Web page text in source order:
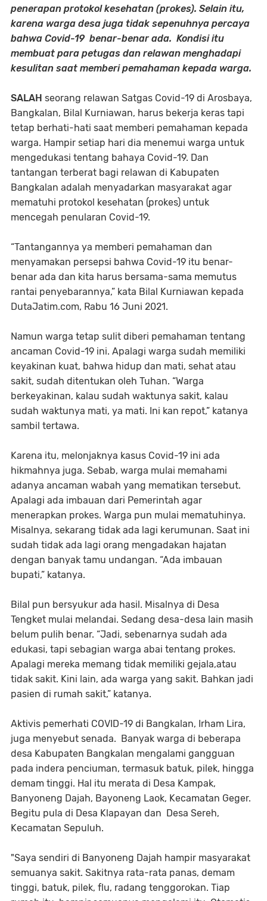
penerapan protokol kesehatan (prokes). Selain itu,
karena warga desa juga tidak sepenuhnya percaya
bahwa Covid-19 benar-benar ada. Kondisi itu
membuat para petugas dan relawan menghadapi
kesulitan saat memberi pemahaman kepada warga.
SALAH seorang relawan Satgas Covid-19 di Arosbaya,
Bangkalan, Bilal Kurniawan, harus bekerja keras tapi
tetap berhati-hati saat memberi pemahaman kepada
warga. Hampir setiap hari dia menemui warga untuk
mengedukasi tentang bahaya Covid-19. Dan
tantangan terberat bagi relawan di Kabupaten
Bangkalan adalah menyadarkan masyarakat agar
mematuhi protokol kesehatan (prokes) untuk
mencegah penularan Covid-19.
“Tantangannya ya memberi pemahaman dan
menyamakan persepsi bahwa Covid-19 itu benar-
benar ada dan kita harus bersama-sama memutus
rantai penyebarannya,” kata Bilal Kurniawan kepada
DutaJatim.com, Rabu 16 Juni 2021.
Namun warga tetap sulit diberi pemahaman tentang
ancaman Covid-19 ini. Apalagi warga sudah memiliki
keyakinan kuat, bahwa hidup dan mati, sehat atau
sakit, sudah ditentukan oleh Tuhan. “Warga
berkeyakinan, kalau sudah waktunya sakit, kalau
sudah waktunya mati, ya mati. Ini kan repot,” katanya
sambil tertawa.
Karena itu, melonjaknya kasus Covid-19 ini ada
hikmahnya juga. Sebab, warga mulai memahami
adanya ancaman wabah yang mematikan tersebut.
Apalagi ada imbauan dari Pemerintah agar
menerapkan prokes. Warga pun mulai mematuhinya.
Misalnya, sekarang tidak ada lagi kerumunan. Saat ini
sudah tidak ada lagi orang mengadakan hajatan
dengan banyak tamu undangan. “Ada imbauan
bupati,” katanya.
Bilal pun bersyukur ada hasil. Misalnya di Desa
Tengket mulai melandai. Sedang desa-desa lain masih
belum pulih benar. “Jadi, sebenarnya sudah ada
edukasi, tapi sebagian warga abai tentang prokes.
Apalagi mereka memang tidak memiliki gejala,atau
tidak sakit. Kini lain, ada warga yang sakit. Bahkan jadi
pasien di rumah sakit,” katanya.
Aktivis pemerhati COVID-19 di Bangkalan, Irham Lira,
juga menyebut senada. Banyak warga di beberapa
desa Kabupaten Bangkalan mengalami gangguan
pada indera penciuman, termasuk batuk, pilek, hingga
demam tinggi. Hal itu merata di Desa Kampak,
Banyoneng Dajah, Bayoneng Laok, Kecamatan Geger.
Begitu pula di Desa Klapayan dan Desa Sereh,
Kecamatan Sepuluh.
"Saya sendiri di Banyoneng Dajah hampir masyarakat
semuanya sakit. Sakitnya rata-rata panas, demam
tinggi, batuk, pilek, flu, radang tenggorokan. Tiap